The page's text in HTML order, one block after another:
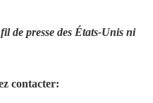
de presse des États-Unis ni
contacter: